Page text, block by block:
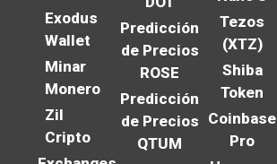
Exodus
Wallet
Minar
Monero
Zil
Cripto
Predicción
de Precios
ROSE
Predicción
de Precios
QTUM
Tezos
(XTZ)
Shiba
Token
Coinbase
Pro